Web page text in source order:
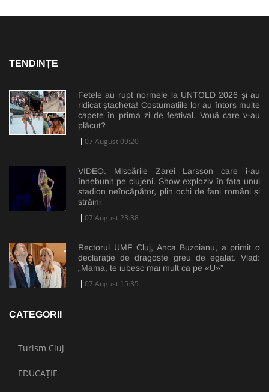
TENDINȚE
Fetele au rupt normele la UNTOLD 2026 și au
ridicat ștacheta! Costumațiile lor au întors multe
capete în prima zi de festival. Vouă care v-au
plăcut?
07 August 09:20
VIDEO. Mișcările Zarei Larsson care i-au
înnebunit pe clujeni. Show exploziv în fața unui
stadion neîncăpător, plin ochi de fani români și
străini
07 August 23:38
Rectorul UMF Cluj, Anca Buzoianu, a primit o
declarație de dragoste greu de egalat. Vlad:
„Mama, te iubesc mai mult ca pe «U»”
07 August 15:35
CATEGORII
Turism Cluj
EDUCAȚIE